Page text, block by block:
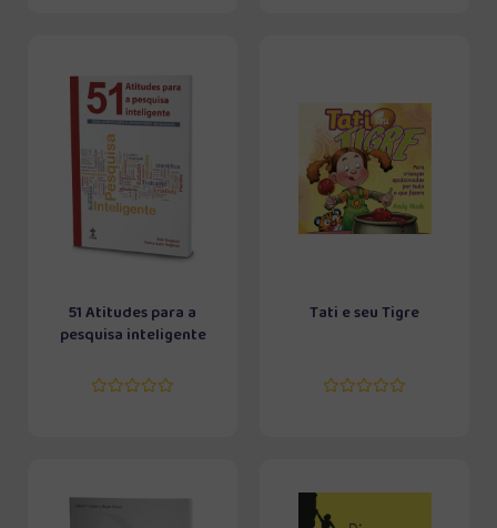
51 Atitudes para a
pesquisa inteligente
Tati e seu Tigre